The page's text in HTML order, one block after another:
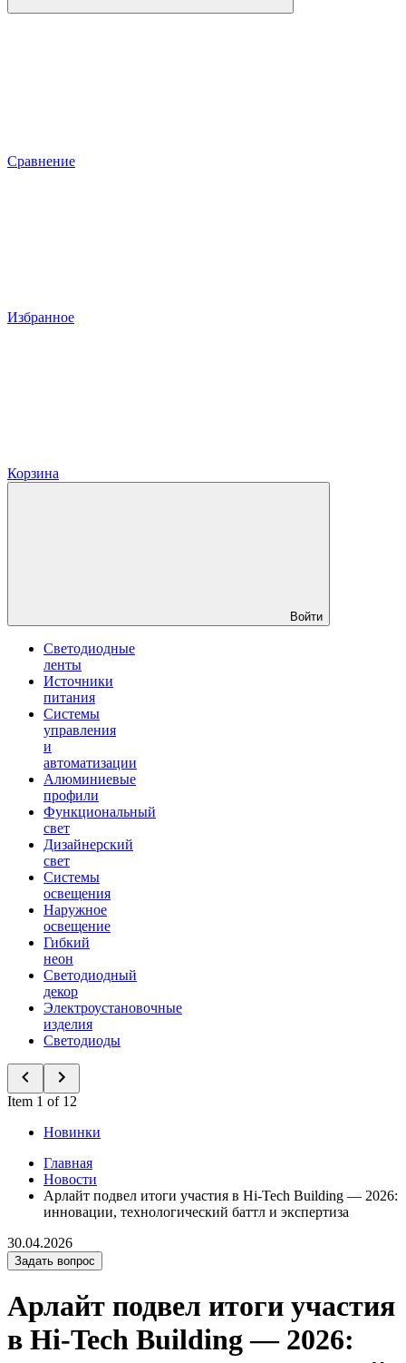
Сравнение
Избранное
Корзина
Войти
Светодиодные
ленты
Источники
питания
Системы
управления
и
автоматизации
Алюминиевые
профили
Функциональный
свет
Дизайнерский
свет
Системы
освещения
Наружное
освещение
Гибкий
неон
Светодиодный
декор
Электроустановочные
изделия
Светодиоды
Item 1 of 12
Новинки
Главная
Новости
Арлайт подвел итоги участия в Hi-Tech Building — 2026:
инновации, технологический баттл и экспертиза
30.04.2026
Задать вопрос
Арлайт подвел итоги участия
в Hi-Tech Building — 2026: